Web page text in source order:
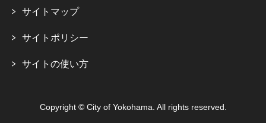
サイトマップ
サイトポリシー
サイトの使い方
Copyright © City of Yokohama. All rights reserved.